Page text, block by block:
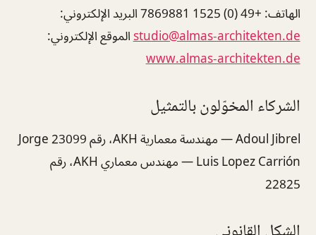
الهاتف: +49 (0) 1525 7869881 البريد الإلكتروني:
studio@almas-architekten.deالموقع الإلكتروني:
www.almas-architekten.de
الشركاء المخوّلون بالتمثيل
Adoul Jibrel — مهندسة معمارية AKH، رقم 23099 Jorge
Luis Lopez Carrión — مهندس معماري AKH، رقم
22825